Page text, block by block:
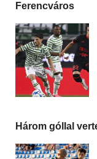
Ferencváros
Három góllal